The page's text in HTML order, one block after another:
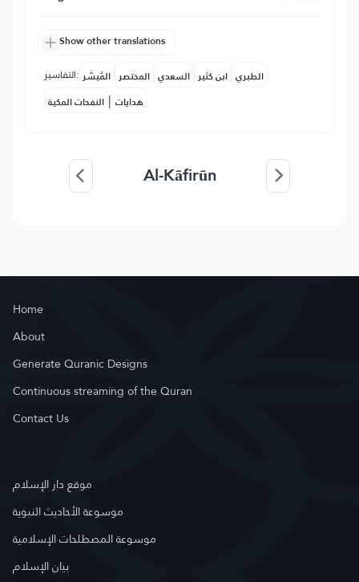
Show other translations
التفاسير: المُيسَّر المختصر السعدي ابن كثير الطبري
النفحات المكية | هدايات
Al-Kāfirūn
Home
About
Generate Quranic Designs
Continuous streaming of the Quran
Contact Us
موقع دار الإسلام
موسوعة الأحاديث النبوية
موسوعة المصطلحات الإسلامية
بيان الإسلام